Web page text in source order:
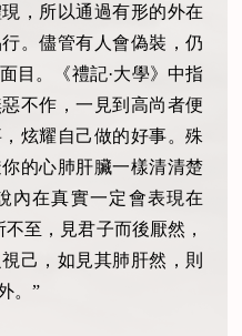
，所以通過有形的外在
。儘管有人會偽裝，仍
目。《禮記·大學》中指
不作，一見到高尚者便
炫耀自己做的好事。殊
的心肺肝臟一樣清清楚
內在真實一定會表現在
至，見君子而後厭然，
己，如見其肺肝然，則
。”